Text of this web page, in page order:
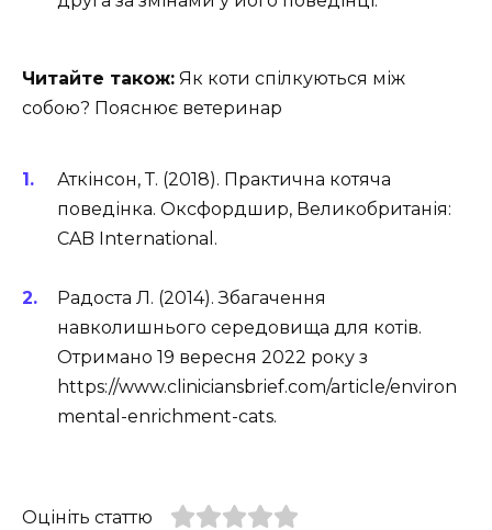
Читайте також: Як коти спілкуються між
собою? Пояснює ветеринар
Аткінсон, Т. (2018). Практична котяча
поведінка. Оксфордшир, Великобританія:
CAB International.
Радоста Л. (2014). Збагачення
навколишнього середовища для котів.
Отримано 19 вересня 2022 року з
https://www.cliniciansbrief.com/article/environ
mental-enrichment-cats.
Оцініть статтю